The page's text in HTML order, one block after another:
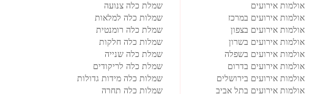
אולמות אירועים
אולמות אירועים במרכז
אולמות אירועים בצפון
אולמות אירועים בשרון
אולמות אירועים בשפלה
אולמות אירועים בדרום
אולמות אירועים בירושלים
אולמות אירועים בתל אביב
שמלת כלה צנועה
שמלות כלה למלאות
שמלת כלה רומנטית
שמלות כלה חלקות
שמלת כלה שנייה
שמלת כלה לריקודים
שמלות כלה מידות גדולות
שמלות כלה תחרה